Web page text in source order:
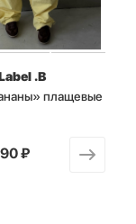
.B
плащевые
₽